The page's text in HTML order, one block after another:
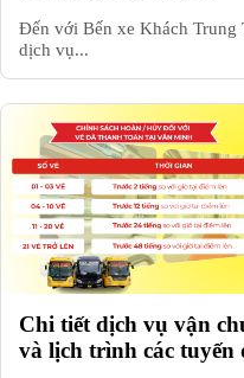
Đến với Bến xe Khách Trung
dịch vụ...
Chi tiết dịch vụ vận
và lịch trình các tuyến